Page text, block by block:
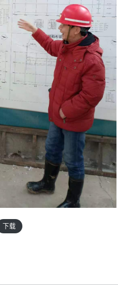
下载